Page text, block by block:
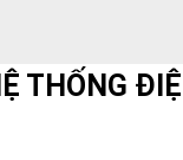
THỐNG